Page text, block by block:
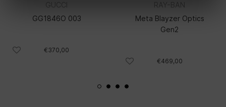
GUCCI
GG1846O 003
€370,00
RAY-BAN
Meta Blayzer Optics
Gen2
€469,00